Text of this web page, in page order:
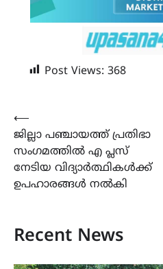
Post Views: 368
Post
navigation
⟵
ജില്ലാ പഞ്ചായത്ത്‌ പ്രതിഭാ
സംഗമത്തിൽ എ പ്ലസ്
നേടിയ വിദ്യാർത്ഥികൾക്ക്
ഉപഹാരങ്ങൾ നൽകി
Recent News